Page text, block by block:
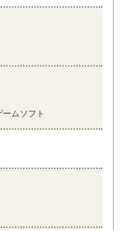
ムソフト